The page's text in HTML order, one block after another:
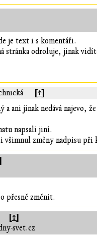
je text i s komentáři.
stránka odroluje, jinak
[↑]
jinak nedává najevo,
napsali jiní.
všimnul změny nadpisu při
přesně změnit.
[↑]
svet.cz